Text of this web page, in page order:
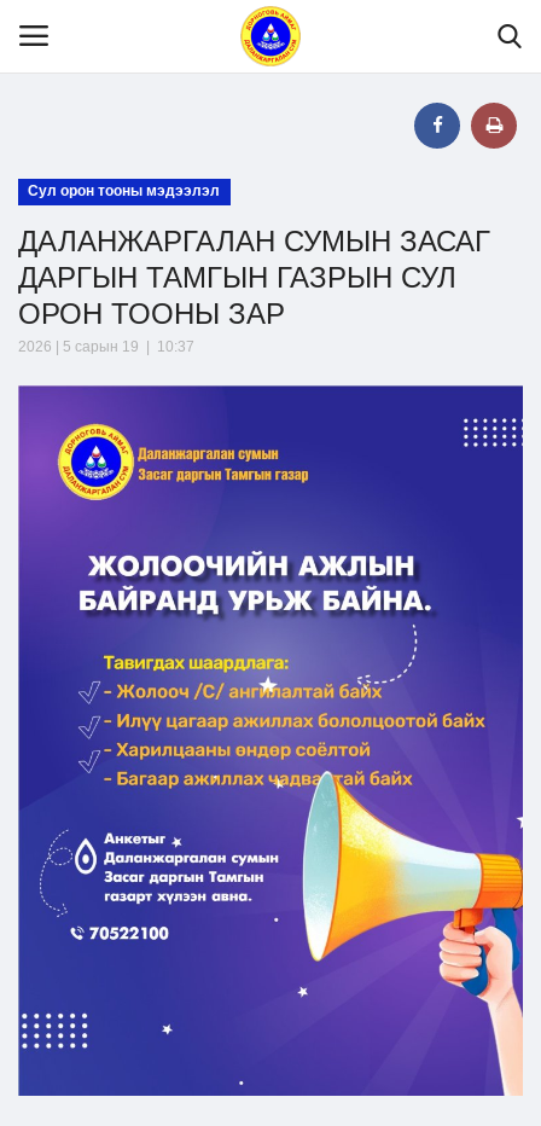
Танилцуулга
МЭДЭЭЛЭЛ
Хууль эрх зүй
Шилэн данс
Ил тод байдал
Бодлого төлөвлөлт
Сул орон тооны мэдээлэл
ДАЛАНЖАРГАЛАН СУМЫН ЗАСАГ
ДАРГЫН ТАМГЫН ГАЗРЫН СУЛ
ОРОН ТООНЫ ЗАР
2026 | 5 сарын 19 | 10:37